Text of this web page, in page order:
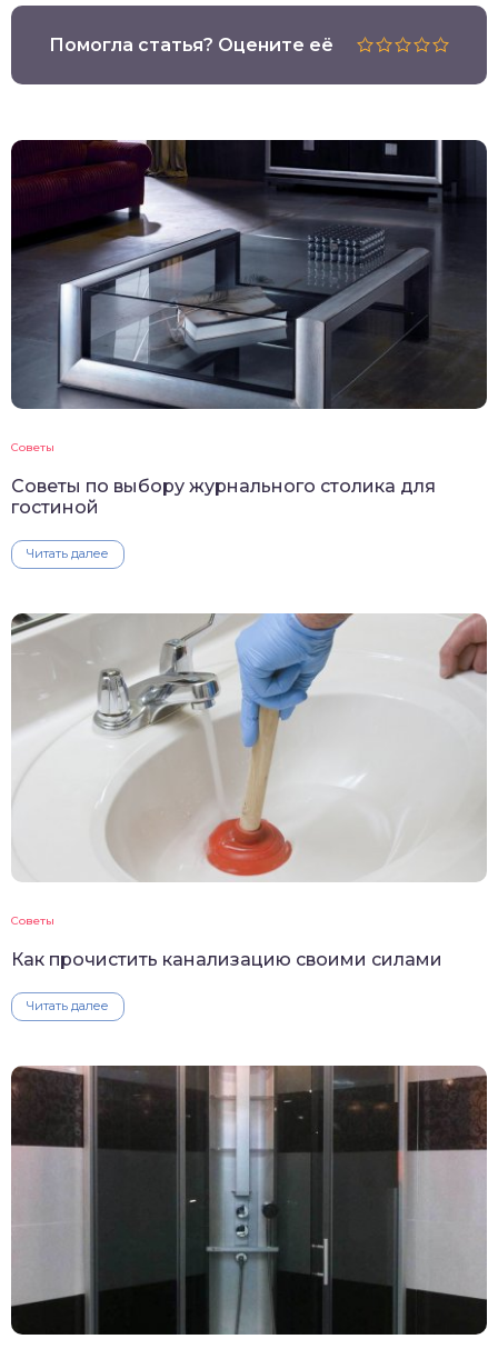
Помогла статья? Оцените её
Советы
Советы по выбору журнального столика для
гостиной
Читать далее
Советы
Как прочистить канализацию своими силами
Читать далее